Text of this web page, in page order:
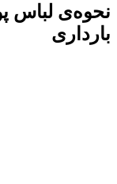
نحوه‌ی لباس
بارداری